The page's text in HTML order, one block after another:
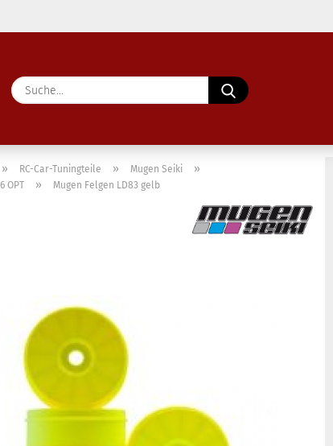
Passwort
Suche...
» RC-Car-Tuningteile » Mugen Seiki »
OPT » Mugen Felgen LD83 gelb